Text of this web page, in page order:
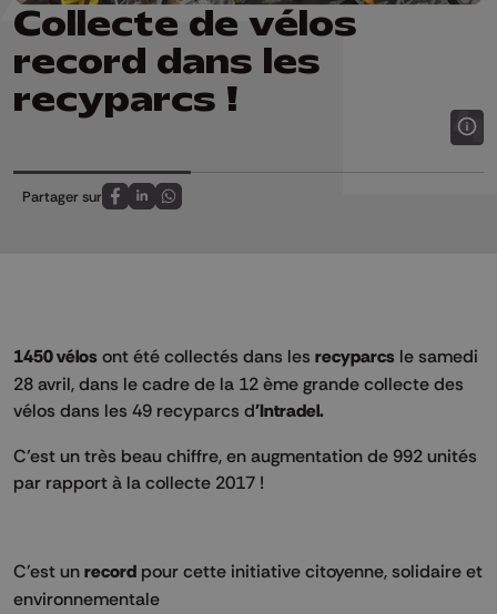
Collecte de vélos
record dans les
recyparcs !
Partager sur
Partagez sur FaceBook
Partagez sur LinkedIn
Partagez sur Whatsapp
1450 vélos ont été collectés dans les recyparcs le samedi
28 avril, dans le cadre de la 12 ème grande collecte des
vélos dans les 49 recyparcs d'Intradel.
C’est un très beau chiffre, en augmentation de 992 unités
par rapport à la collecte 2017 !
C'est un record pour cette initiative citoyenne, solidaire et
environnementale